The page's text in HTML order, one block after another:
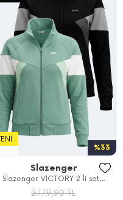
%33
Slazenger
Slazenger VICTORY 2 li set...
2.179,90 TL